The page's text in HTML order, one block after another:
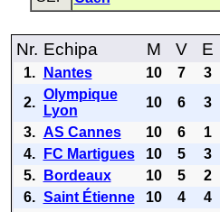
Nr. Echipa M V E
1. Nantes 10 7 3
2.
Olympique
Lyon
10 6 3
3. AS Cannes 10 6 1
4.
FC Martigues 10 5 3
5.
Bordeaux 10 5 2
6. Saint Étienne 10 4 4